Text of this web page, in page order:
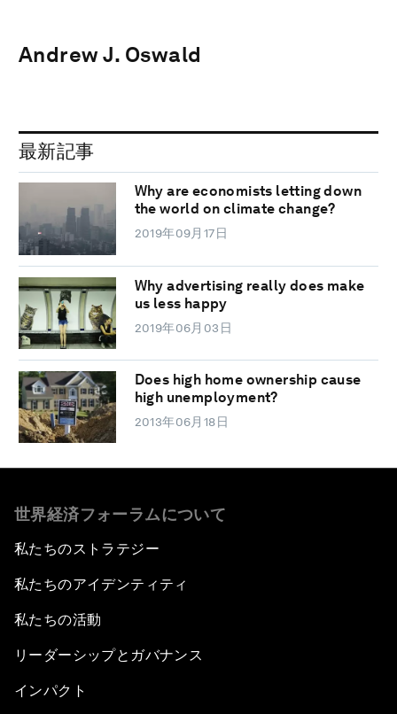
Andrew J. Oswald
最新記事
Why are economists letting down
the world on climate change?
2019年09月17日
Why advertising really does make
us less happy
2019年06月03日
Does high home ownership cause
high unemployment?
2013年06月18日
世界経済フォーラムについて
私たちのストラテジー
私たちのアイデンティティ
私たちの活動
リーダーシップとガバナンス
インパクト